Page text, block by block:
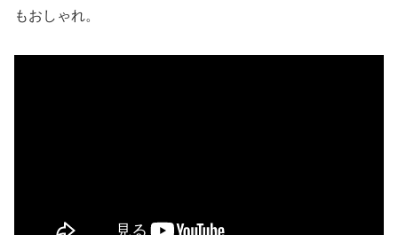
もおしゃれ。